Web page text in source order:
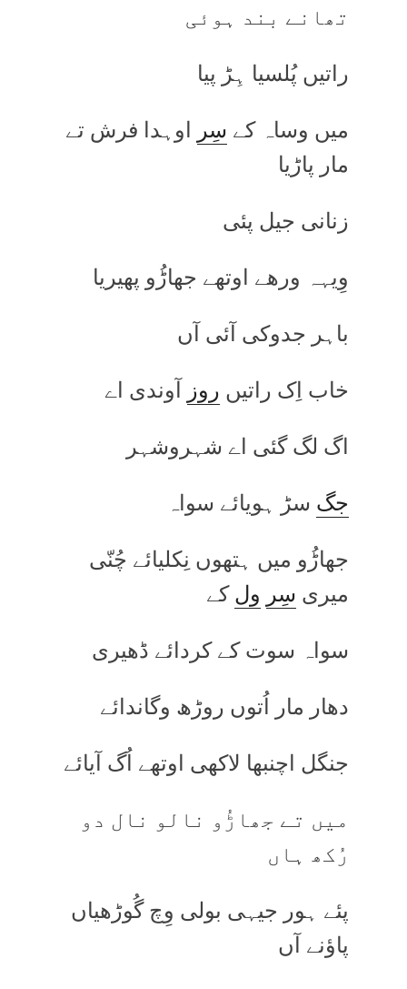
تھانے بند ہوئی
راتیں پُلسیا ہِڑ پیا
میں وساہ کے سِر اوہدا فرش تے
مار پاڑیا
زنانی جیل پئی
وِیہہ ورھے اوتھے جھاڑُو پھیریا
باہر جدوکی آئی آں
خاب اِک راتیں روز آوندی اے
اگ لگ گئی اے شہروشہر
جگ سڑ ہویائے سواہ
جھاڑُو میں ہتھوں نِکلیائے چُنّی
میری سِر ولکے
سواہ سوت کے کردائے ڈھیری
دھار مار اُتوں روڑھ وگاندائے
جنگل اچنبھا لاکھی اوتھے اُگ آیائے
میں تے جھاڑُو نالو نال دو
رُکھ ہاں
پئے ہور جیہی بولی وِچ گُوڑھیاں
پاؤنے آں